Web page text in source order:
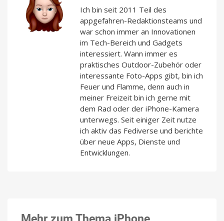
Ich bin seit 2011 Teil des
appgefahren-Redaktionsteams und
war schon immer an Innovationen
im Tech-Bereich und Gadgets
interessiert. Wann immer es
praktisches Outdoor-Zubehör oder
interessante Foto-Apps gibt, bin ich
Feuer und Flamme, denn auch in
meiner Freizeit bin ich gerne mit
dem Rad oder der iPhone-Kamera
unterwegs. Seit einiger Zeit nutze
ich aktiv das Fediverse und berichte
über neue Apps, Dienste und
Entwicklungen.